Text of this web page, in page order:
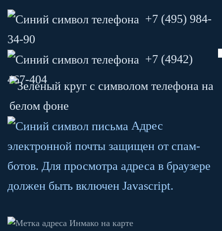
+7 (495) 984-
34-90
+7 (4942)
467-404
Адрес
электронной почты защищен от спам-
ботов. Для просмотра адреса в браузере
должен быть включен Javascript.